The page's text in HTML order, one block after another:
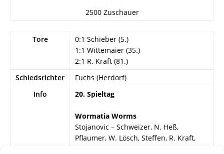
2500 Zuschauer
Tore
0:1 Schieber (5.)
1:1 Wittemaier (35.)
2:1 R. Kraft (81.)
Schiedsrichter
Fuchs (Herdorf)
Info
20. Spieltag
Wormatia Worms
Stojanovic – Schweizer, N. Heß,
Pflaumer, W. Lösch, Steffen, R. Kraft,